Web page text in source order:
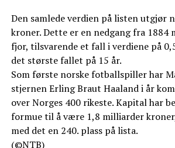
Den samlede verdien på listen utgjør
kroner. Dette er en nedgang fra 1884
fjor, tilsvarende et fall i verdiene på
det største fallet på 15 år.
Som første norske fotballspiller har
stjernen Erling Braut Haaland i år
over Norges 400 rikeste. Kapital har
formue til å være 1,8 milliarder
med det en 240. plass på lista.
(©NTB)